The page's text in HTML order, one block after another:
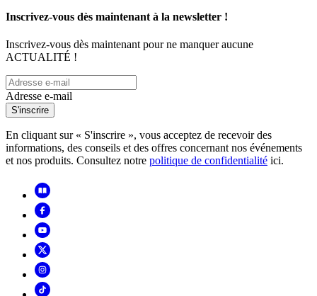
Inscrivez-vous dès maintenant à la newsletter !
Inscrivez-vous dès maintenant pour ne manquer aucune
ACTUALITÉ !
Adresse e-mail
S'inscrire
En cliquant sur « S'inscrire », vous acceptez de recevoir des
informations, des conseils et des offres concernant nos événements
et nos produits. Consultez notre politique de confidentialité ici.